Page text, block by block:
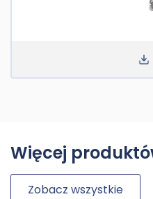
Więcej
Zobacz wszystkie